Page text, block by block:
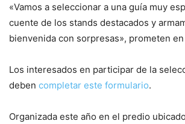
«Vamos a seleccionar a una guía muy
cuente de los stands destacados y
bienvenida con sorpresas», prometen
Los interesados en participar de la
deben completar este formulario.
Organizada este año en el predio